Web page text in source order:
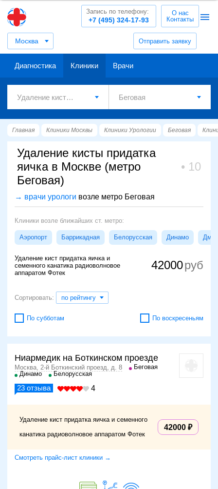
Москва Отправить заявку
+7 (495) 324-17-93
Запись по телефону:
О нас
Контакты
Диагностика Клиники Врачи
Главная Клиники Москвы Клиники Урологии Беговая
Удаление кисты придатка
яичка в Москве (метро
Беговая)
10
→ врачи урологи возле метро Беговая
Клиники возле ближайших ст. метро:
Аэропорт Баррикадная Белорусская Динамо
Удаление кист придатка яичка и
семенного канатика радиоволновое
аппаратом Фотек
42000
Сортировать: по рейтингу
По субботам По воскресеньям
Ниармедик на Боткинском проезде
Москва, 2-й Боткинский проезд, д. 8
Беговая
Динамо
Белорусская
23 отзыва 4
Удаление кист придатка яичка и семенного
канатика радиоволновое аппаратом Фотек
42000
Смотреть прайс-лист клиники →